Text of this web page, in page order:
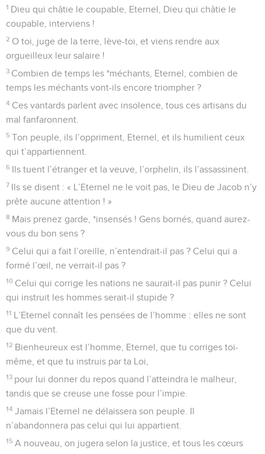
9 Mais toi, Eternel, tu es souverain pour l’éternité.
10 Car voici tes ennemis, Eternel, car voici tes ennemis : ils
périssent, et tous ceux qui font le mal seront dispersés !
11 Mais tu me remplis de force, je suis comme un buffle, tu
répands sur moi l’huile parfumée.
12 Mon œil regarde sans peur tous mes détracteurs, mon
oreille entend sans crainte tous mes agresseurs qui
s’emploient au mal.
13 Car les justes poussent comme le palmier, ils s’élèvent
comme un cèdre du Liban.
14 Bien plantés dans ta maison, Eternel, ils fleurissent sur les
parvis de ton temple, notre Dieu.
Ils seront féconds jusqu’en leur vieillesse et ils resteront
pleins de sève et de vigueur,
ils proclameront combien l’Eternel est droit : il est mon
rocher, on ne trouve en lui aucune injustice.
La Bible Du Semeur Copyright © 1992, 1999 by Biblica, Inc.® Used by permission.
All rights reserved worldwide.
Psaumes 93
Seuls les Évangiles sont disponibles en vidéo pour le moment.
Dieu vengeur de l'injustice
L’Eternel règne, revêtu de majesté, oui, il en est revêtu. Il a
est ferme, elle ne peut vaciller.